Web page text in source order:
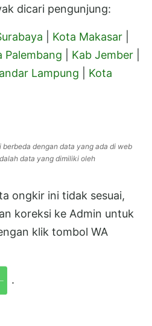
dicari pengunjung:
Kota Makasar
Palembang Kab Jember
Lampung
Kota
dengan data yang ada di web
data yang dimiliki oleh
ongkir ini tidak sesuai,
koreksi ke Admin untuk
klik tombol WA
.